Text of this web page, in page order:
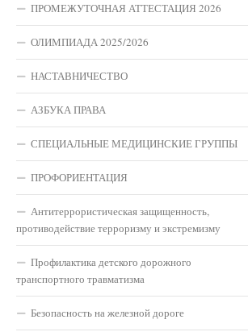
ПРОМЕЖУТОЧНАЯ АТТЕСТАЦИЯ 2026
ОЛИМПИАДА 2025/2026
НАСТАВНИЧЕСТВО
АЗБУКА ПРАВА
СПЕЦИАЛЬНЫЕ МЕДИЦИНСКИЕ ГРУППЫ
ПРОФОРИЕНТАЦИЯ
Антитеррористическая защищенность,
противодействие терроризму и экстремизму
Профилактика детского дорожного
транспортного травматизма
Безопасность на железной дороге